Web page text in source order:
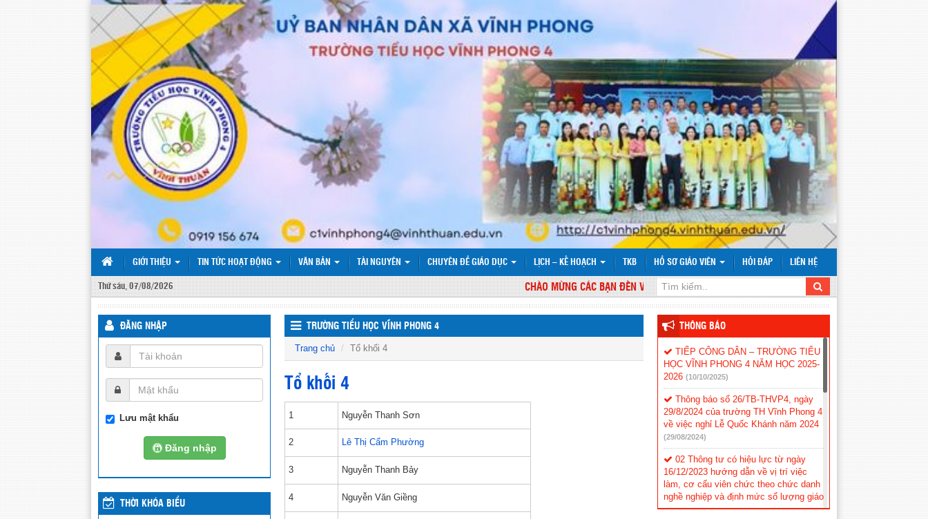
GIỚI THIỆU TIN TỨC HOẠT ĐỘNG VĂN BẢN TÀI NGUYÊN CHUYÊN ĐỀ GIÁO DỤC LỊCH – KẾ HOẠCH TKB HỒ SƠ GIÁO VIÊN HỎI ĐÁP LIÊN HỆ
Thứ sáu, 07/08/2026 CHÀO MỪNG CÁC BẠN ĐẾN VỚI WEBSITE TRƯỜNG TIỂU HỌC VĨNH PHONG 4
TRƯỜNG TIỂU HỌC VĨNH PHONG 4
Trang chủ Tổ khối 4
Tổ khối 4
1 Nguyễn Thanh Sơn
2 Lê Thị Cẩm Phường
3 Nguyễn Thanh Bảy
4 Nguyễn Văn Giềng
ĐĂNG NHẬP
Lưu mật khẩu
Đăng nhập
THỜI KHÓA BIỂU
THÔNG BÁO
TIẾP CÔNG DÂN – TRƯỜNG TIỂU
HỌC VĨNH PHONG 4 NĂM HỌC 2025-
2026 (10/10/2025)
Thông báo số 26/TB-THVP4, ngày
29/8/2024 của trường TH Vĩnh Phong 4
về việc nghỉ Lễ Quốc Khánh năm 2024
(29/08/2024)
02 Thông tư có hiệu lực từ ngày
16/12/2023 hướng dẫn về vị trí việc
làm, cơ cấu viên chức theo chức danh
nghề nghiệp và định mức số lượng giáo
viên công lập. (16/11/2023)